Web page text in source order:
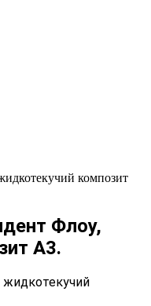
композит
Флоу,
А3.
жидкотекучий